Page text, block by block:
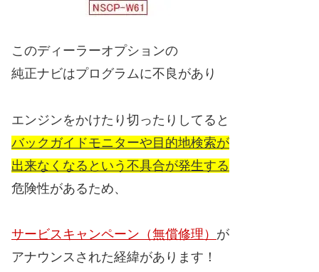
このディーラーオプションの
純正ナビはプログラムに不良があり
エンジンをかけたり切ったりしてると
バックガイドモニターや目的地検索が
出来なくなるという不具合が発生する
危険性があるため、
サービスキャンペーン（無償修理） が
アナウンスされた経緯があります！